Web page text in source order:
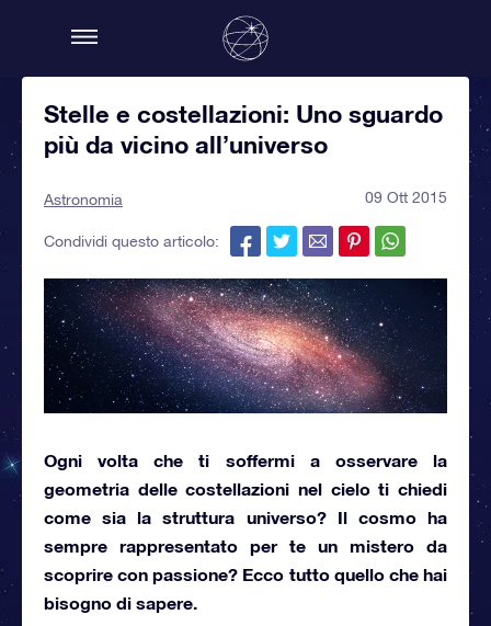
Stelle e costellazioni: Uno sguardo
più da vicino all’universo
Astronomia 09 Ott 2015
Condividi questo articolo:
Ogni volta che ti soffermi a osservare la
geometria dellecostellazioni nel cieloti chiedi
come sia la struttura universo? Il cosmo ha
sempre rappresentato per te un mistero da
scoprire con passione? Ecco tutto quello che hai
bisogno di sapere.